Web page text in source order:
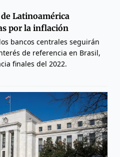
Latinoamérica
por la inflación
bancos centrales seguirán
de referencia en Brasil,
finales del 2022.